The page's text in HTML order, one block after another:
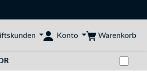
Konto Warenkorb